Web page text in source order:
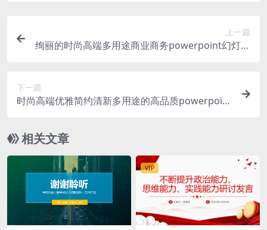
上一篇
绚丽的时尚高端多用途商业商务powerpoint幻灯片
下一篇
时尚高端优雅简约清新多用途的高品质powerpoint
相关文章
VIP